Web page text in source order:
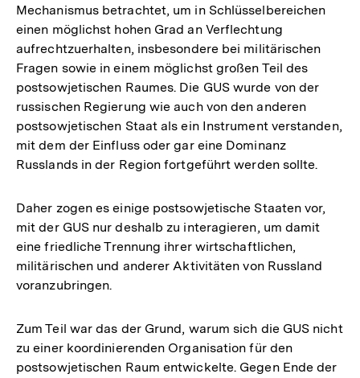
Mechanismus betrachtet, um in Schlüsselbereichen
einen möglichst hohen Grad an Verflechtung
aufrechtzuerhalten, insbesondere bei militärischen
Fragen sowie in einem möglichst großen Teil des
postsowjetischen Raumes. Die GUS wurde von der
russischen Regierung wie auch von den anderen
postsowjetischen Staat als ein Instrument verstanden,
mit dem der Einfluss oder gar eine Dominanz
Russlands in der Region fortgeführt werden sollte.
Daher zogen es einige postsowjetische Staaten vor,
mit der GUS nur deshalb zu interagieren, um damit
eine friedliche Trennung ihrer wirtschaftlichen,
militärischen und anderer Aktivitäten von Russland
voranzubringen.
Zum Teil war das der Grund, warum sich die GUS nicht
zu einer koordinierenden Organisation für den
postsowjetischen Raum entwickelte. Gegen Ende der